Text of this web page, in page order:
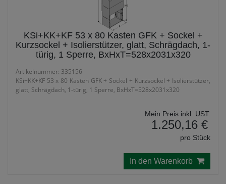
KSi+KK+KF 53 x 80 Kasten GFK + Sockel +
Kurzsockel + Isolierstützer, glatt, Schrägdach, 1-
türig, 1 Sperre, BxHxT=528x2031x320
Artikelnummer: 335156
KSi+KK+KF 53 x 80 Kasten GFK + Sockel + Kurzsockel + Isolierstützer,
glatt, Schrägdach, 1-türig, 1 Sperre, BxHxT=528x2031x320
Mein Preis inkl. UST:
1.250,16 €
pro Stück
In den Warenkorb